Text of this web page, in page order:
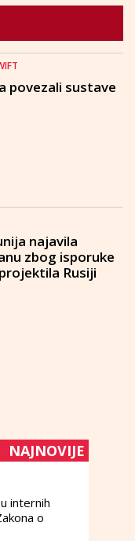
povezali sustave
najavila
zbog isporuke
Rusiji
NAJNOVIJE
internih
o